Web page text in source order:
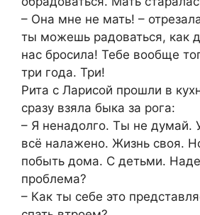
– Она мне не мать! –
ты можешь радоваться, как
нас бросила! Тебе вообще
три года. Три!
Рита с Ларисой прошли в
сразу взяла быка за рога:
– Я ненадолго. Ты не думай.
всё налажено. Жизнь своя.
побыть дома. С детьми.
проблема?
– Как ты себе это